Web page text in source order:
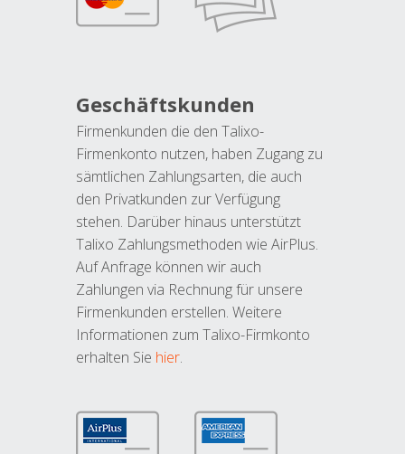
Geschäftskunden
Firmenkunden die den Talixo-
Firmenkonto nutzen, haben Zugang zu
sämtlichen Zahlungsarten, die auch
den Privatkunden zur Verfügung
stehen. Darüber hinaus unterstützt
Talixo Zahlungsmethoden wie AirPlus.
Auf Anfrage können wir auch
Zahlungen via Rechnung für unsere
Firmenkunden erstellen. Weitere
Informationen zum Talixo-Firmkonto
erhalten Sie hier.